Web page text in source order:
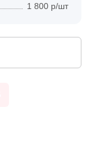
1 800 р/шт